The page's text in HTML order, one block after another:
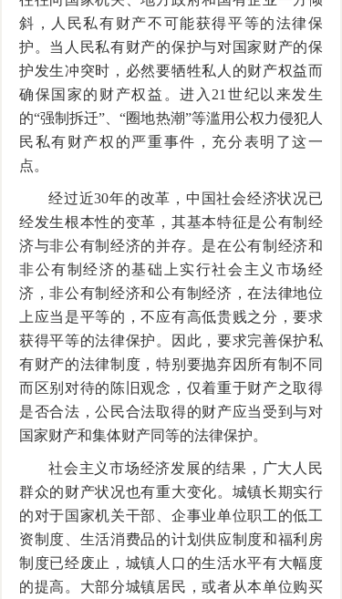
斜，人民私有财产不可能获得平等的法律保
护。当人民私有财产的保护与对国家财产的保
护发生冲突时，必然要牺牲私人的财产权益而
确保国家的财产权益。进入21世纪以来发生
的“强制拆迁”、“圈地热潮”等滥用公权力侵犯人
民私有财产权的严重事件，充分表明了这一
点。
经过近30年的改革，中国社会经济状况已
经发生根本性的变革，其基本特征是公有制经
济与非公有制经济的并存。是在公有制经济和
非公有制经济的基础上实行社会主义市场经
济，非公有制经济和公有制经济，在法律地位
上应当是平等的，不应有高低贵贱之分，要求
获得平等的法律保护。因此，要求完善保护私
有财产的法律制度，特别要抛弃因所有制不同
而区别对待的陈旧观念，仅着重于财产之取得
是否合法，公民合法取得的财产应当受到与对
国家财产和集体财产同等的法律保护。
社会主义市场经济发展的结果，广大人民
群众的财产状况也有重大变化。城镇长期实行
的对于国家机关干部、企事业单位职工的低工
资制度、生活消费品的计划供应制度和福利房
制度已经废止，城镇人口的生活水平有大幅度
的提高。大部分城镇居民，或者从本单位购买